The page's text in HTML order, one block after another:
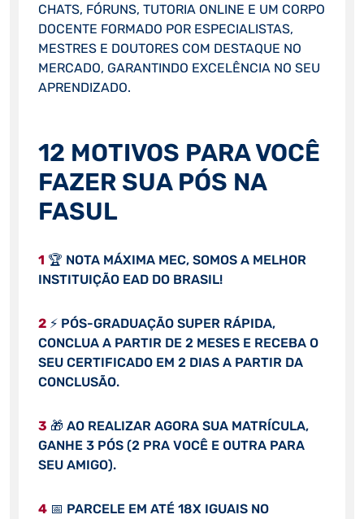
CHATS, FÓRUNS, TUTORIA ONLINE E UM CORPO
DOCENTE FORMADO POR ESPECIALISTAS,
MESTRES E DOUTORES COM DESTAQUE NO
MERCADO, GARANTINDO EXCELÊNCIA NO SEU
APRENDIZADO.
12 MOTIVOS PARA VOCÊ
FAZER SUA PÓS NA
FASUL
1 🏆 NOTA MÁXIMA MEC, SOMOS A MELHOR
INSTITUIÇÃO EAD DO BRASIL!
2⚡ PÓS-GRADUAÇÃO SUPER RÁPIDA,
CONCLUA A PARTIR DE 2 MESES E RECEBA O
SEU CERTIFICADO EM 2 DIAS A PARTIR DA
CONCLUSÃO.
3 🎁 AO REALIZAR AGORA SUA MATRÍCULA,
GANHE 3 PÓS (2 PRA VOCÊ E OUTRA PARA
SEU AMIGO).
4📅 PARCELE EM ATÉ 18X IGUAIS NO